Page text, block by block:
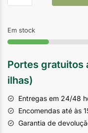
Em stock
Portes gratuitos
ilhas)
Entregas em 24/48
Encomendas até às
Garantia de